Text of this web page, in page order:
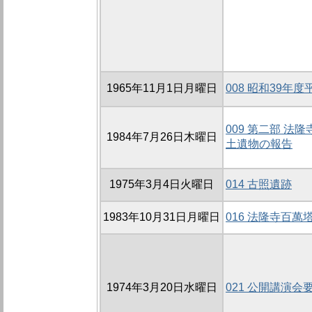
1965年11月1日月曜日 008 昭和39年度
1984年7月26日木曜日
009 第二部 法隆
土遺物の報告
1975年3月4日火曜日 014 古照遺跡
1983年10月31日月曜日 016 法隆寺百萬
1974年3月20日水曜日 021 公開講演会